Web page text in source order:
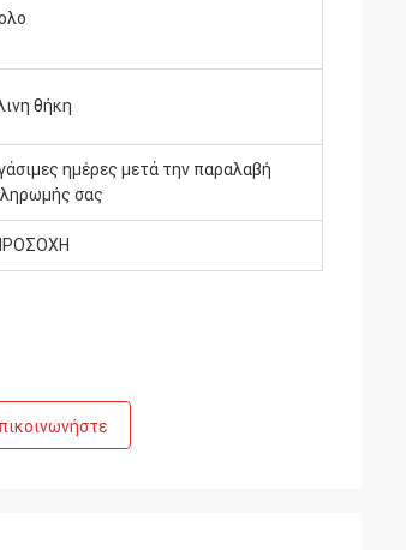
θήκη
ημέρες μετά την παραλαβή
σας